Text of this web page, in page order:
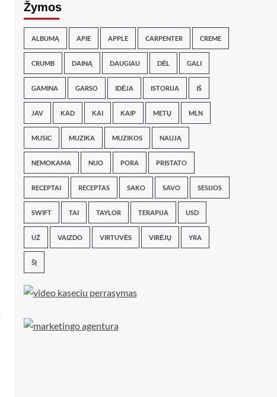
Žymos
ALBUMĄ APIE APPLE CARPENTER CREME
CRUMB DAINĄ DAUGIAU DĖL GALI
GAMINA GARSO IDĖJA ISTORIJA IŠ
JAV KAD KAI KAIP METŲ MLN
MUSIC MUZIKA MUZIKOS NAUJĄ
NEMOKAMA NUO PORA PRISTATO
RECEPTAI RECEPTAS SAKO SAVO SESIJOS
SWIFT TAI TAYLOR TERAPIJA USD
UŽ VAIZDO VIRTUVĖS VIRĖJŲ YRA
ŠĮ